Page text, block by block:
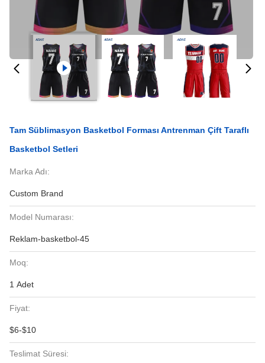
Tam Süblimasyon Basketbol Forması Antrenman Çift Taraflı
Basketbol Setleri
Marka Adı:
Custom Brand
Model Numarası:
Reklam-basketbol-45
Moq:
1 Adet
Fiyat:
$6-$10
Teslimat Süresi: